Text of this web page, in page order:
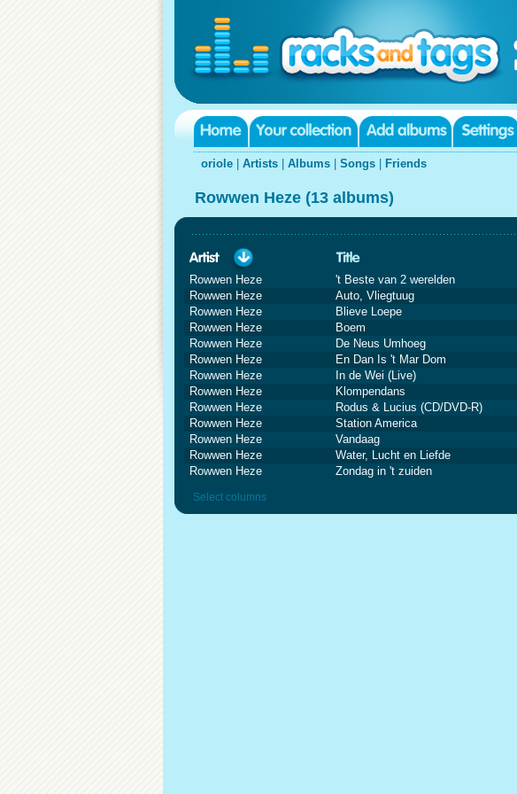
oriole Artists Albums Songs Friends
Rowwen Heze (13 albums)
Rowwen Heze 't Beste van 2 werelden
Rowwen Heze
Auto, Vliegtuug
Rowwen Heze
Blieve Loepe
Rowwen Heze
Boem
Rowwen Heze
De Neus Umhoeg
Rowwen Heze
En Dan Is 't Mar Dom
Rowwen Heze
In de Wei (Live)
Rowwen Heze
Klompendans
Rowwen Heze
Rodus & Lucius (CD/DVD-R)
Rowwen Heze
Station America
Rowwen Heze
Vandaag
Rowwen Heze
Water, Lucht en Liefde
Rowwen Heze
Zondag in 't zuiden
Select columns